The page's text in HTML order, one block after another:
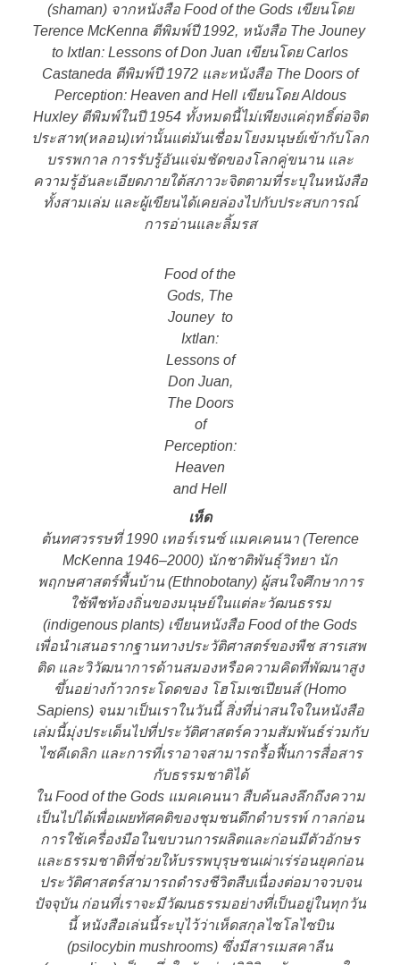
(shaman) จากหนังสือ Food of the Gods เขียนโดย
Terence McKenna ตีพิมพ์ปี 1992, หนังสือ The Jouney
to Ixtlan: Lessons of Don Juan เขียนโดย Carlos
Castaneda ตีพิมพ์ปี 1972 และหนังสือ The Doors of
Perception: Heaven and Hell เขียนโดย Aldous
Huxley ตีพิมพ์ในปี 1954 ทั้งหมดนี้ไม่เพียงแค่ฤทธิ์ต่อจิต
ประสาท(หลอน)เท่านั้นแต่มันเชื่อมโยงมนุษย์เข้ากับโลก
บรรพกาล การรับรู้อันแจ่มชัดของโลกคู่ขนาน และ
ความรู้อันละเอียดภายใต้สภาวะจิตตามที่ระบุในหนังสือ
ทั้งสามเล่ม และผู้เขียนได้เคยล่องไปกับประสบการณ์
การอ่านและลิ้มรส
Food of the
Gods, The
Jouney to
Ixtlan:
Lessons of
Don Juan,
The Doors
of
Perception:
Heaven
and Hell
เห็ด
ต้นทศวรรษที่ 1990 เทอร์เรนซ์ แมคเคนนา (Terence
McKenna 1946–2000) นักชาติพันธุ์วิทยา นัก
พฤกษศาสตร์พื้นบ้าน (Ethnobotany) ผู้สนใจศึกษาการ
ใช้พืชท้องถิ่นของมนุษย์ในแต่ละวัฒนธรรม
(indigenous plants) เขียนหนังสือ Food of the Gods
เพื่อนำเสนอรากฐานทางประวัติศาสตร์ของพืช สารเสพ
ติด และวิวัฒนาการด้านสมองหรือความคิดที่พัฒนาสูง
ขึ้นอย่างก้าวกระโดดของ โฮโมเซเปียนส์ (Homo
Sapiens) จนมาเป็นเราในวันนี้ สิ่งที่น่าสนใจในหนังสือ
เล่มนี้มุ่งประเด็นไปที่ประวัติศาสตร์ความสัมพันธ์ร่วมกับ
ไซคีเดลิก และการที่เราอาจสามารถรื้อฟื้นการสื่อสาร
กับธรรมชาติได้
ใน Food of the Gods แมคเคนนา สืบค้นลงลึกถึงความ
เป็นไปได้เพื่อเผยทัศคติของชุมชนดึกดำบรรพ์ กาลก่อน
การใช้เครื่องมือในขบวนการผลิตและก่อนมีตัวอักษร
และธรรมชาติที่ช่วยให้บรรพบุรุษชนเผ่าเร่ร่อนยุคก่อน
ประวัติศาสตร์สามารถดำรงชีวิตสืบเนื่องต่อมาจวบจน
ปัจจุบัน ก่อนที่เราจะมีวัฒนธรรมอย่างที่เป็นอยู่ในทุกวัน
นี้ หนังสือเล่นนี้ระบุไว้ว่าเห็ดสกุลไซโลไซบิน
(psilocybin mushrooms) ซึ่งมีสารเมสคาลีน